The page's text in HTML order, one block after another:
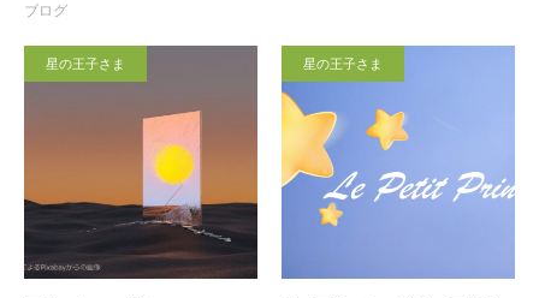
ブログ
星の王子さま 星の王子さま